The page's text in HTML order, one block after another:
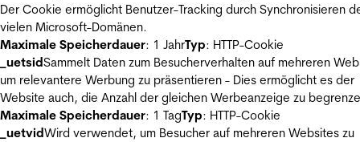
Der Cookie ermöglicht Benutzer-Tracking durch Synchronisieren
vielen Microsoft-Domänen.
Maximale Speicherdauer: 1 JahrTyp: HTTP-Cookie
_uetsidSammelt Daten zum Besucherverhalten auf mehreren
um relevantere Werbung zu präsentieren - Dies ermöglicht es der
Website auch, die Anzahl der gleichen Werbeanzeige zu
Maximale Speicherdauer: 1 TagTyp: HTTP-Cookie
_uetvidWird verwendet, um Besucher auf mehreren Websites zu